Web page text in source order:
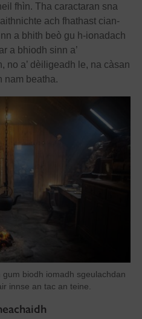
fhìn. Tha caractaran sna
ach fhathast cian-
a bhith beò gu h-ionadach
a bhiodh sinn a’
no a’ dèiligeadh le, na càsan
nam beatha.
gum biodh iomadh sgeulachdan
innse an tac an teine.